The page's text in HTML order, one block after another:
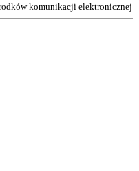
komunikacji elektronicznej